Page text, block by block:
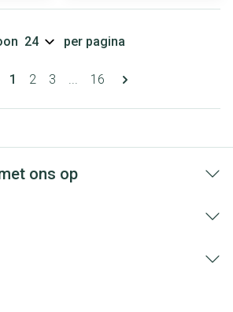
Pagina's
U lees momenteel pagina
1 Pagina
2 Pagina
3 ... Pagina
16
per pagina
ons op